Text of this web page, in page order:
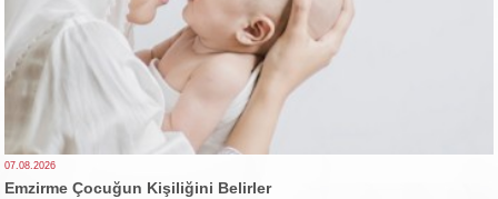
07.08.2026
Emzirme Çocuğun Kişiliğini Belirler